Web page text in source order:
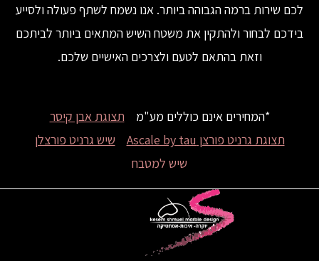
לכם שירות ברמה הגבוהה ביותר. אנו נשמח לשתף פעולה ולסייע
בידכם לבחור ולהתקין את משטח השיש המתאים ביותר לביתכם
וזאת בהתאם לטעם ולצרכים האישיים שלכם.
*המחירים אינם כוללים מע"מ
תצוגת אבן קיסר
תצוגת גרניט פורצן Ascale by tau
שיש גרניט פורצלן
שיש למטבח